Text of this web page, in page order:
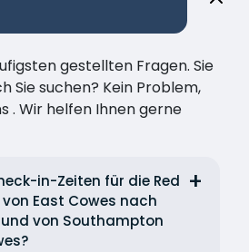
gestellten Fragen. Sie
Sie suchen? Kein Problem,
. Wir helfen Ihnen gerne
in-Zeiten für die Red
East Cowes nach
von Southampton